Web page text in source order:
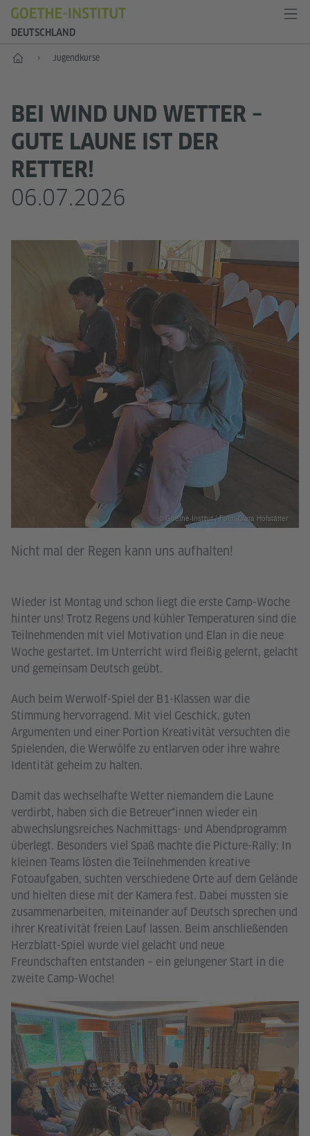
DEUTSCHLAND
-- Jugend­kurse
BEI WIND UND WETTER –
GUTE LAUNE IST DER
RETTER!
06.07.2026
© Goethe-Institut / Foto: Clara Hofstätter
Nicht mal der Regen kann uns aufhalten!
Wieder ist Montag und schon liegt die erste Camp-Woche
hinter uns! Trotz Regens und kühler Temperaturen sind die
Teilnehmenden mit viel Motivation und Elan in die neue
Woche gestartet. Im Unterricht wird fleißig gelernt, gelacht
und gemeinsam Deutsch geübt.
Auch beim Werwolf-Spiel der B1-Klassen war die
Stimmung hervorragend. Mit viel Geschick, guten
Argumenten und einer Portion Kreativität versuchten die
Spielenden, die Werwölfe zu entlarven oder ihre wahre
Identität geheim zu halten.
Damit das wechselhafte Wetter niemandem die Laune
verdirbt, haben sich die Betreuer*innen wieder ein
abwechslungsreiches Nachmittags- und Abendprogramm
überlegt. Besonders viel Spaß machte die Picture-Rally: In
kleinen Teams lösten die Teilnehmenden kreative
Fotoaufgaben, suchten verschiedene Orte auf dem Gelände
und hielten diese mit der Kamera fest. Dabei mussten sie
zusammenarbeiten, miteinander auf Deutsch sprechen und
ihrer Kreativität freien Lauf lassen. Beim anschließenden
Herzblatt-Spiel wurde viel gelacht und neue
Freundschaften entstanden – ein gelungener Start in die
zweite Camp-Woche!